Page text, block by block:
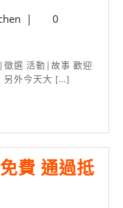
whchen
|
0
另外今天大 […]
費 通過抵